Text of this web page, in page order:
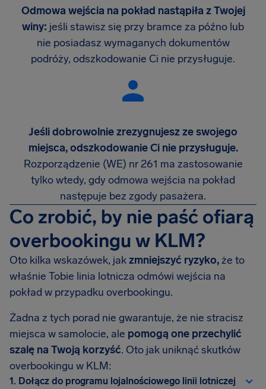
Odmowa wejścia na pokład nastąpiła z Twojej
winy: jeśli stawisz się przy bramce za późno lub
nie posiadasz wymaganych dokumentów
podróży, odszkodowanie Ci nie przysługuje.
Jeśli dobrowolnie zrezygnujesz ze swojego
miejsca, odszkodowanie Ci nie przysługuje.
Rozporządzenie (WE) nr 261 ma zastosowanie
tylko wtedy, gdy odmowa wejścia na pokład
następuje bez zgody pasażera.
Co zrobić, by nie paść ofiarą
overbookingu w KLM?
Oto kilka wskazówek, jakzmniejszyć ryzyko,że to
właśnie Tobie linia lotnicza odmówi wejścia na
pokład w przypadku overbookingu.
Żadna z tych porad nie gwarantuje, że nie stracisz
miejsca w samolocie, ale pomogą one przechylić
szalę na Twoją korzyść. Oto jak uniknąć skutków
overbookingu w KLM:
1. Dołącz do programu lojalnościowego linii lotniczej